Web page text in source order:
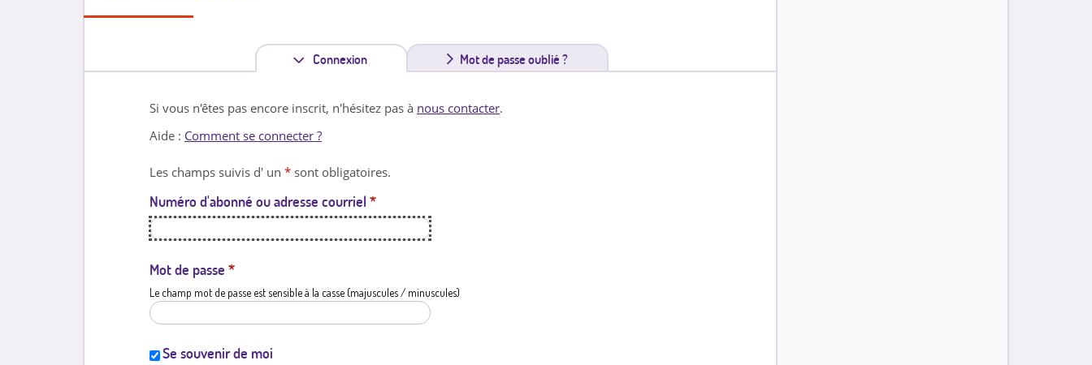
Connexion
n
l
e
Mot de passe oublié ?
Si vous n'êtes pas encore inscrit, n'hésitez pas à nous contacter.
Aide : Comment se connecter ?
Les champs suivis d' un * sont obligatoires.
Numéro d'abonné ou adresse courriel *
Mot de passe *
Le champ mot de passe est sensible à la casse (majuscules / minuscules)
Se souvenir de moi